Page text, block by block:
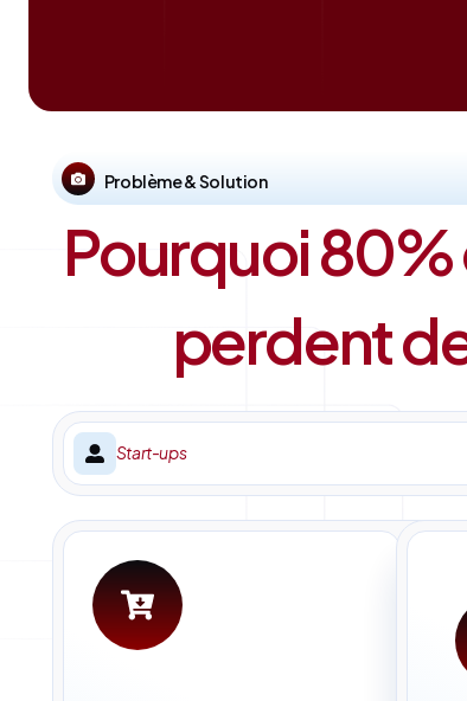
Problème & Solution
Pourquoi
perdent
Start-ups